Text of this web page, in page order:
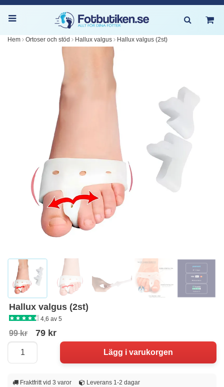
Hem Ortoser och stöd Hallux valgus Hallux valgus (2st)
Hallux valgus (2st)
4,6 av 5
99 kr 79 kr
Fraktfritt vid 3 varor Leverans 1-2 dagar